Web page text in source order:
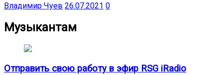
Владимир Чуев 26.07.2021 0
Музыкантам
Отправить свою работу в эфир RSG iRadio